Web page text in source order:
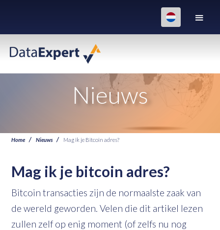
Nieuws
Home Nieuws Mag ik je Bitcoin adres?
Mag ik je bitcoin adres?
Bitcoin transacties zijn de normaalste zaak van
de wereld geworden. Velen die dit artikel lezen
zullen zelf op enig moment (of zelfs nu nog